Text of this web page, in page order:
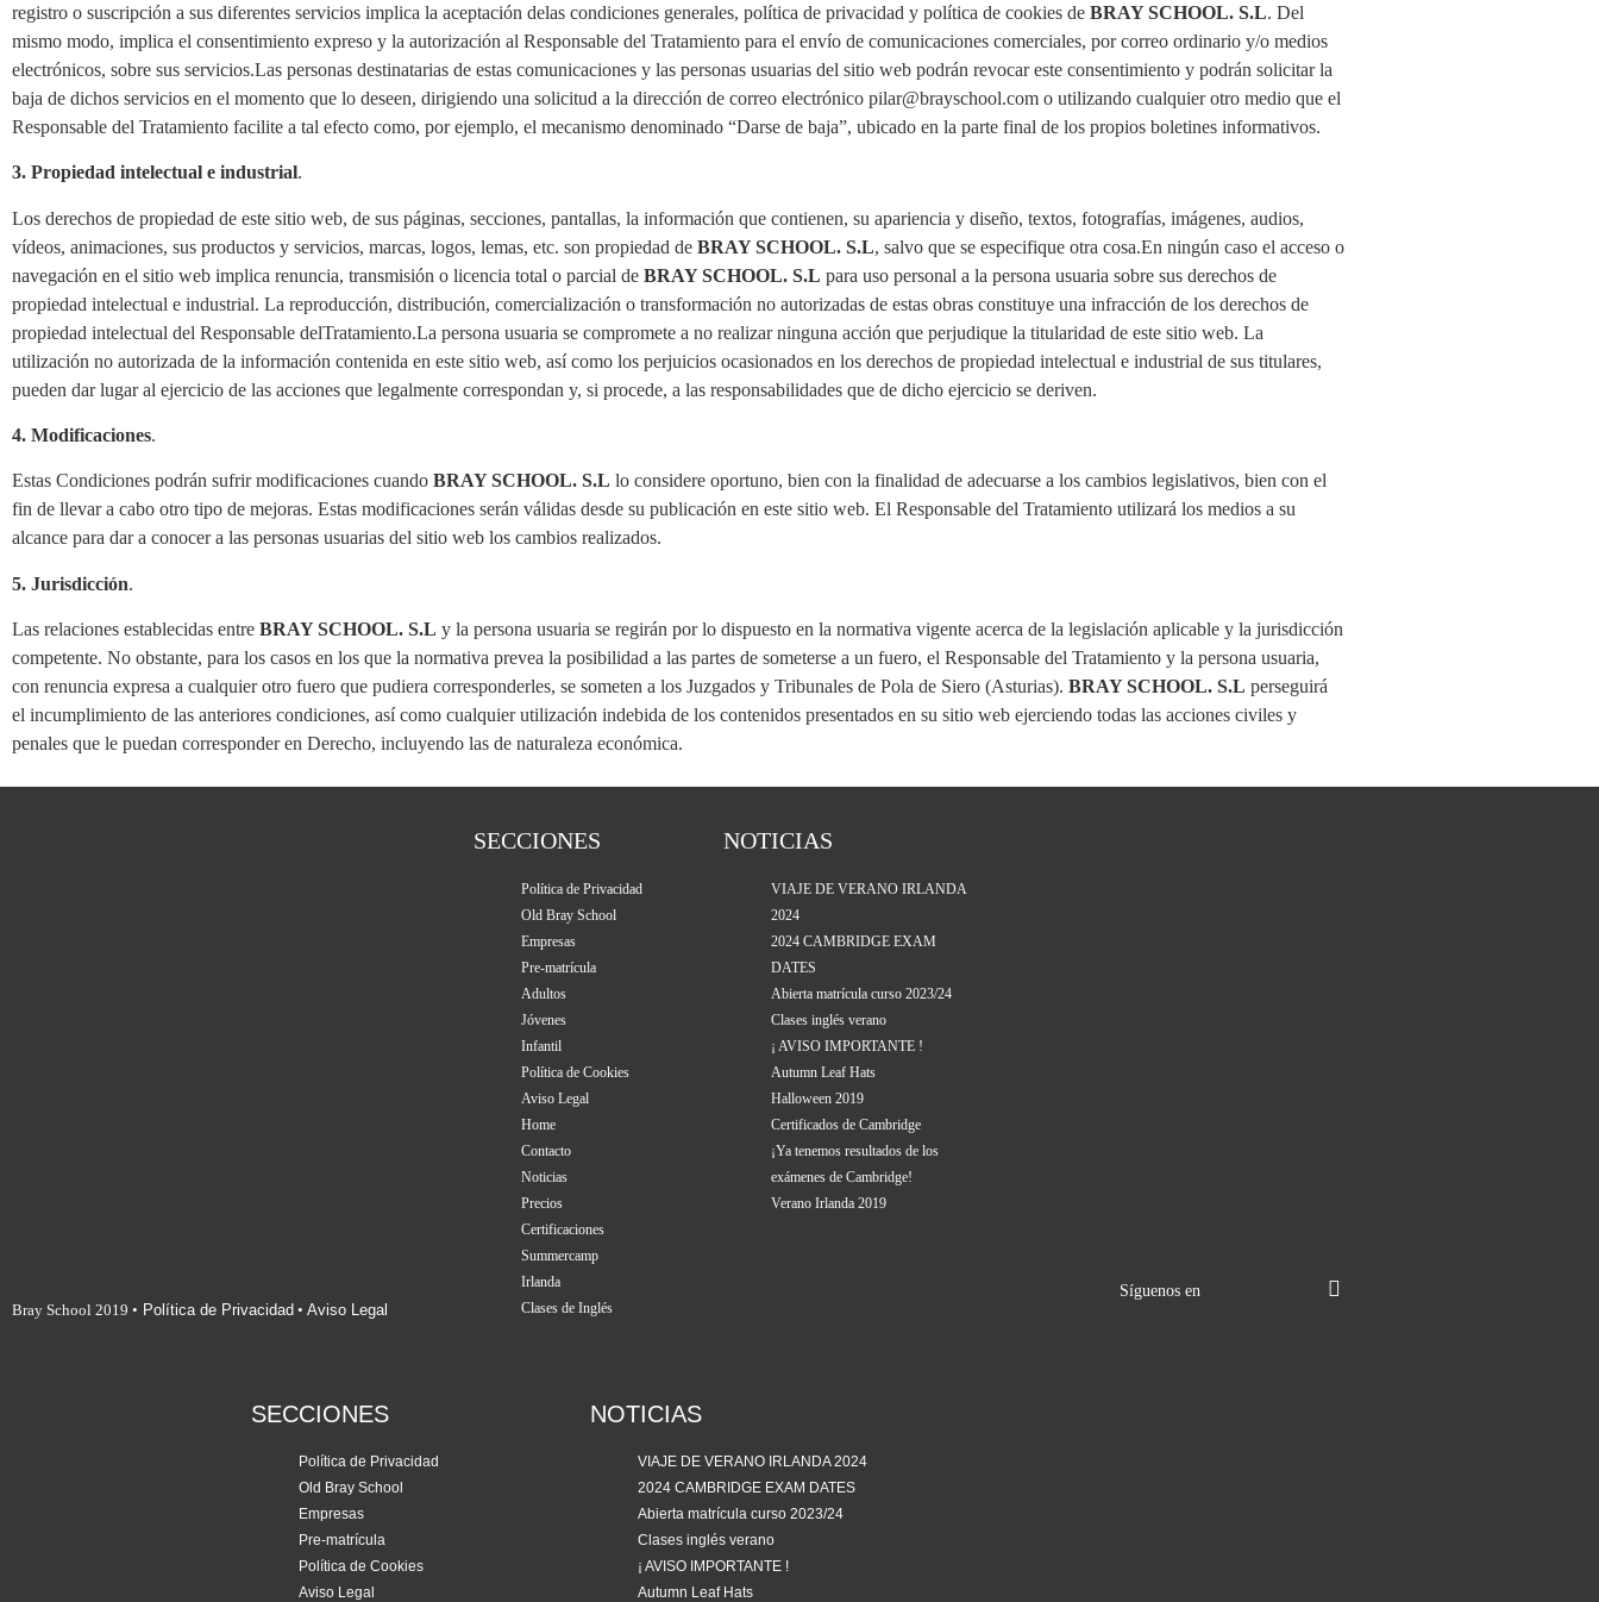
registro o suscripción a sus diferentes servicios implica la aceptación delas condiciones generales, política de privacidad y política de cookies de BRAY SCHOOL. S.L. Del
mismo modo, implica el consentimiento expreso y la autorización al Responsable del Tratamiento para el envío de comunicaciones comerciales, por correo ordinario y/o medios
electrónicos, sobre sus servicios.Las personas destinatarias de estas comunicaciones y las personas usuarias del sitio web podrán revocar este consentimiento y podrán solicitar la
baja de dichos servicios en el momento que lo deseen, dirigiendo una solicitud a la dirección de correo electrónico pilar@brayschool.com o utilizando cualquier otro medio que el
Responsable del Tratamiento facilite a tal efecto como, por ejemplo, el mecanismo denominado “Darse de baja”, ubicado en la parte final de los propios boletines informativos.
3. Propiedad intelectual e industrial.
Los derechos de propiedad de este sitio web, de sus páginas, secciones, pantallas, la información que contienen, su apariencia y diseño, textos, fotografías, imágenes, audios,
vídeos, animaciones, sus productos y servicios, marcas, logos, lemas, etc. son propiedad de BRAY SCHOOL. S.L, salvo que se especifique otra cosa.En ningún caso el acceso o
navegación en el sitio web implica renuncia, transmisión o licencia total o parcial de BRAY SCHOOL. S.L para uso personal a la persona usuaria sobre sus derechos de
propiedad intelectual e industrial. La reproducción, distribución, comercialización o transformación no autorizadas de estas obras constituye una infracción de los derechos de
propiedad intelectual del Responsable delTratamiento.La persona usuaria se compromete a no realizar ninguna acción que perjudique la titularidad de este sitio web. La
utilización no autorizada de la información contenida en este sitio web, así como los perjuicios ocasionados en los derechos de propiedad intelectual e industrial de sus titulares,
pueden dar lugar al ejercicio de las acciones que legalmente correspondan y, si procede, a las responsabilidades que de dicho ejercicio se deriven.
4. Modificaciones.
Estas Condiciones podrán sufrir modificaciones cuando BRAY SCHOOL. S.L lo considere oportuno, bien con la finalidad de adecuarse a los cambios legislativos, bien con el
fin de llevar a cabo otro tipo de mejoras. Estas modificaciones serán válidas desde su publicación en este sitio web. El Responsable del Tratamiento utilizará los medios a su
alcance para dar a conocer a las personas usuarias del sitio web los cambios realizados.
5. Jurisdicción.
Las relaciones establecidas entre BRAY SCHOOL. S.L y la persona usuaria se regirán por lo dispuesto en la normativa vigente acerca de la legislación aplicable y la jurisdicción
competente. No obstante, para los casos en los que la normativa prevea la posibilidad a las partes de someterse a un fuero, el Responsable del Tratamiento y la persona usuaria,
con renuncia expresa a cualquier otro fuero que pudiera corresponderles, se someten a los Juzgados y Tribunales de Pola de Siero (Asturias). BRAY SCHOOL. S.L perseguirá
el incumplimiento de las anteriores condiciones, así como cualquier utilización indebida de los contenidos presentados en su sitio web ejerciendo todas las acciones civiles y
penales que le puedan corresponder en Derecho, incluyendo las de naturaleza económica.
Bray School 2019 • Política de Privacidad • Aviso Legal
SECCIONES
Política de Privacidad
Old Bray School
Empresas
Pre-matrícula
Adultos
Jóvenes
Infantil
Política de Cookies
Aviso Legal
Home
Contacto
Noticias
Precios
Certificaciones
Summercamp
Irlanda
Clases de Inglés
NOTICIAS
VIAJE DE VERANO IRLANDA
2024
2024 CAMBRIDGE EXAM
DATES
Abierta matrícula curso 2023/24
Clases inglés verano
¡ AVISO IMPORTANTE !
Autumn Leaf Hats
Halloween 2019
Certificados de Cambridge
¡Ya tenemos resultados de los
exámenes de Cambridge!
Verano Irlanda 2019
Síguenos en
SECCIONES
Política de Privacidad
Old Bray School
Empresas
Pre-matrícula
Política de Cookies
Aviso Legal
NOTICIAS
VIAJE DE VERANO IRLANDA 2024
2024 CAMBRIDGE EXAM DATES
Abierta matrícula curso 2023/24
Clases inglés verano
¡ AVISO IMPORTANTE !
Autumn Leaf Hats